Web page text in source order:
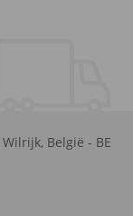
Wilrijk, België - BE